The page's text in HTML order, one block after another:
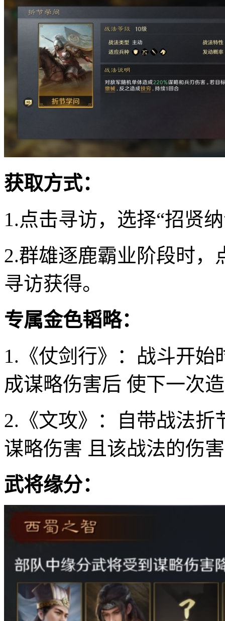
获取方式：
1.点击寻访，选择“招贤
2.群雄逐鹿霸业阶段时，
寻访获得。
专属金色韬略：
1.《仗剑行》：战斗开始
成谋略伤害后 使下一次
2.《文攻》：自带战法
谋略伤害 且该战法的伤
武将缘分：